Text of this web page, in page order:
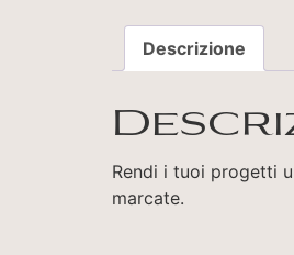
Descrizione
Rendi i tuoi progetti
marcate.